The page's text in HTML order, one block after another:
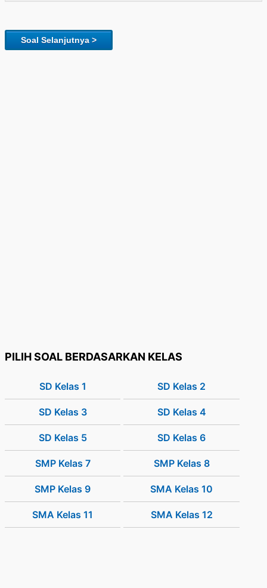
Soal Selanjutnya >
PILIH SOAL BERDASARKAN KELAS
SD Kelas 1 SD Kelas 2
SD Kelas 3 SD Kelas 4
SD Kelas 5 SD Kelas 6
SMP Kelas 7 SMP Kelas 8
SMP Kelas 9 SMA Kelas 10
SMA Kelas 11 SMA Kelas 12